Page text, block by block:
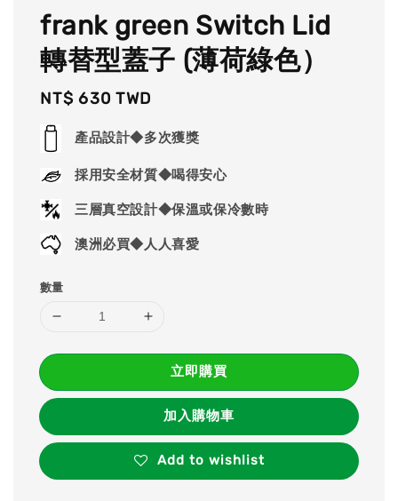
frank green Switch Lid
轉替型蓋子 (薄荷綠色）
Regular
price
NT$ 630 TWD
產品設計◆多次獲獎
採用安全材質◆喝得安心
三層真空設計◆保溫或保冷數時
澳洲必買◆人人喜愛
數量
立即購買
加入購物車
Add to wishlist